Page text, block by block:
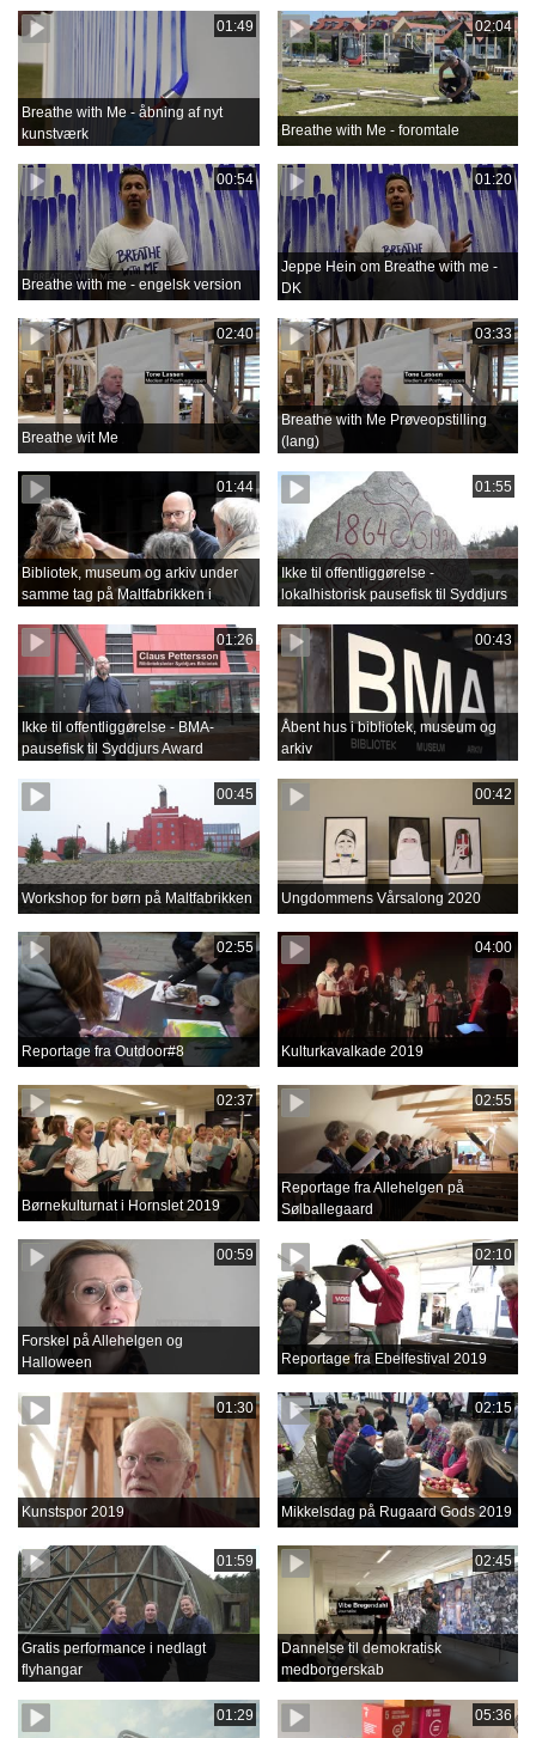
01:49
Breathe with Me - åbning af nyt
kunstværk
02:04
Breathe with Me - foromtale
00:54
Breathe with me - engelsk version
01:20
Jeppe Hein om Breathe with me -
DK
02:40
Breathe wit Me
03:33
Breathe with Me Prøveopstilling
(lang)
01:44
Bibliotek, museum og arkiv under
samme tag på Maltfabrikken i
01:55
Ikke til offentliggørelse -
lokalhistorisk pausefisk til Syddjurs
01:26
Ikke til offentliggørelse - BMA-
pausefisk til Syddjurs Award
00:43
Åbent hus i bibliotek, museum og
arkiv
00:45
Workshop for børn på Maltfabrikken
00:42
Ungdommens Vårsalong 2020
02:55
Reportage fra Outdoor#8
04:00
Kulturkavalkade 2019
02:37
Børnekulturnat i Hornslet 2019
02:55
Reportage fra Allehelgen på
Sølballegaard
00:59
Forskel på Allehelgen og
Halloween
02:10
Reportage fra Ebelfestival 2019
01:30
Kunstspor 2019
02:15
Mikkelsdag på Rugaard Gods 2019
01:59
Gratis performance i nedlagt
flyhangar
02:45
Dannelse til demokratisk
medborgerskab
01:29 05:36